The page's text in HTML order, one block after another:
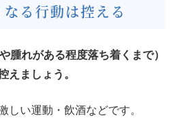
る行動は控える
腫れがある程度落ち着くまで）
えましょう。
しい運動・飲酒などです。